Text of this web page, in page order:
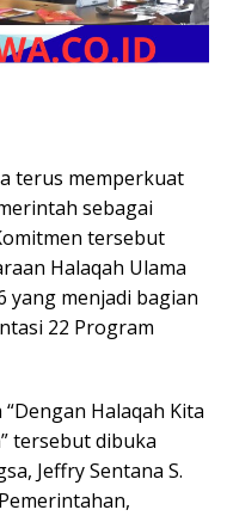
terus memperkuat
sebagai
tersebut
Halaqah Ulama
yang menjadi bagian
22 Program
Halaqah Kita
tersebut dibuka
Jeffry Sentana S.